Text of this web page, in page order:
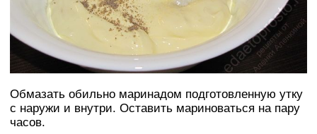
Обмазать обильно маринадом подготовленную утку
с наружи и внутри. Оставить мариноваться на пару
часов.